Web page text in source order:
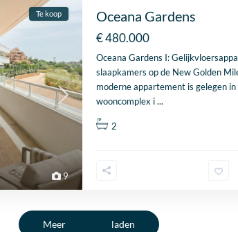
9
Te koop Oceana Gardens
€ 480.000
Oceana Gardens I:
slaapkamers op de NewGolden
moderne appartement is gelegen
wooncomplex i...
2
Meer laden